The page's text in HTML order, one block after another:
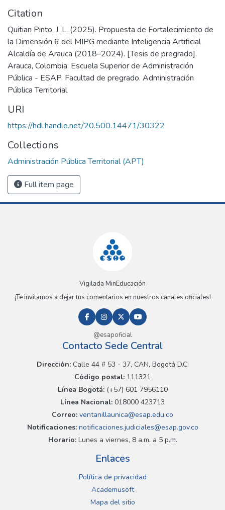
Citation
Quitian Pinto, J. L. (2025). Propuesta de Fortalecimiento de
la Dimensión 6 del MIPG mediante Inteligencia Artificial
Alcaldía de Arauca (2018–2024). [Tesis de pregrado].
Arauca, Colombia: Escuela Superior de Administración
Pública - ESAP. Facultad de pregrado. Administración
Pública Territorial
URI
https://hdl.handle.net/20.500.14471/30322
Collections
Administración Pública Territorial (APT)
Full item page
Vigilada MinEducación
¡Te invitamos a dejar tus comentarios en nuestros canales oficiales!
@esapoficial
Contacto Sede Central
Dirección:Calle 44 # 53 - 37, CAN, Bogotá D.C.
Código postal: 111321
Línea Bogotá:(+57) 601 7956110
Línea Nacional: 018000 423713
Correo: ventanillaunica@esap.edu.co
Notificaciones:notificaciones.judiciales@esap.gov.co
Horario:Lunes a viernes, 8 a.m. a 5 p.m.
Enlaces
Política de privacidad
Academusoft
Mapa del sitio